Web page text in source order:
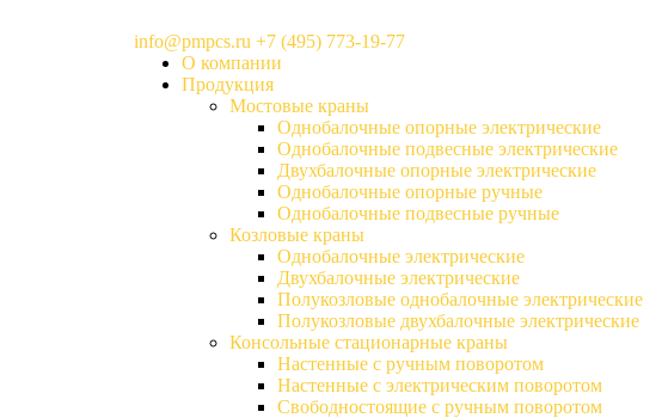
info@pmpcs.ru +7 (495) 773-19-77
О компании
Продукция
Мостовые краны
Однобалочные опорные электрические
Однобалочные подвесные электрические
Двухбалочные опорные электрические
Однобалочные опорные ручные
Однобалочные подвесные ручные
Козловые краны
Однобалочные электрические
Двухбалочные электрические
Полукозловые однобалочные электрические
Полукозловые двухбалочные электрические
Консольные стационарные краны
Настенные с ручным поворотом
Настенные с электрическим поворотом
Свободностоящие с ручным поворотом